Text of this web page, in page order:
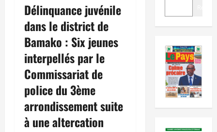
Délinquance juvénile
dans le district de
Bamako : Six jeunes
interpellés par le
Commissariat de
police du 3ème
arrondissement suite
à une altercation